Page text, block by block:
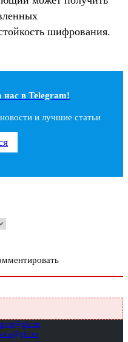
шифрования.
в Telegram!
и лучшие статьи